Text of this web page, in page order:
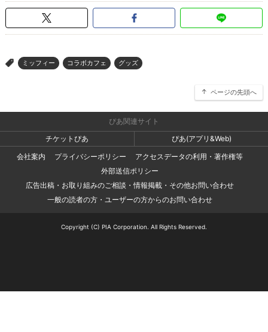
> ミッフィー コラボカフェ グッズ
ページの先頭へ
ぴあ関連サイト
チケットぴあ
ぴあ(アプリ&Web)
会社案内
プライバシーポリシー
アクセスデータの利用・著作権等
外部送信ポリシー
広告出稿・お取り組みのご相談・情報掲載・その他お問い合わせ
一般の読者の方・ユーザーの方からのお問い合わせ
Copyright (C) PIA Corporation. All Rights Reserved.